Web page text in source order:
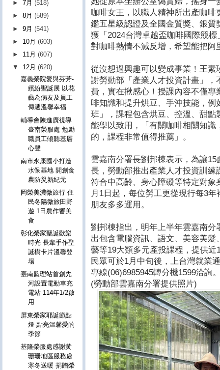
咖啡女王，以職人精神所出產咖
鑑五星級認證及全國金質獎、銀
獲「2024台灣卓越盃咖啡國際競
對咖啡熱情不減反增，希望能把
從沒想過興趣可以變成事業！王
謝勞動部「產業人才投資計畫」
費，實在揪感心！授課內容不僅
啡知識和提升烘豆、手沖技能，
班」，課程包含烘豆、控溫、甜
能學以致用，「有關咖啡相關知
的，課程非常值得推薦」。
雲嘉南分署長劉邦棟表示，為讓
長，勞動部推出產業人才投資訓
符合中高齡、身心障礙等特定對
月1日起，每位勞工更從現行每3
朋友多多運用。
劉邦棟指出，明年上半年雲嘉南
出包含電腦資訊、語文、美容美
藝等19大類多元產投課程，提供
民眾可於1月中旬後，上台灣就業
專線(06)6985945轉分機1599洽詢
(勞動部雲嘉南分署提供照片)
►7月(518)
►8月(589)
►9月(541)
► 10月(603)
► 11月(607)
▼ 12月(620)
嘉義榮院愛與芬芳-
繽紛聖誕展 以花
藝為病友及員工
傳遞溫馨幸福
輔導會陳進廣視導
臺南榮服處 勉勵
職員工傾聽基層
心聲
南市永康國小打造
水保基地 開創食
農防災新紀元
岡榮美濃微旅行 住
民冬陽微旅田野
遊 1日農作饗美
食
彰化榮家聖誕歡樂
時光 長輩手作聖
誕樹卡片溫馨登
場
臺南監理站首創先
河設置電動車充
電站 114年1/2啟
用
屏東榮家耶誕節點
燈 點亮溫馨愛的
季節
基隆榮服處感謝黃
珊珊地區服務處
寒冬送暖 捐贈榮